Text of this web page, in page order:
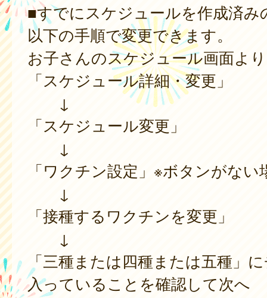
■すでにスケジュールを作成済み
以下の手順で変更できます。
お子さんのスケジュール画面より
「スケジュール詳細・変更」
↓
「スケジュール変更」
↓
「ワクチン設定」※ボタンがない
↓
「接種するワクチンを変更」
↓
「三種または四種または五種」
入っていることを確認して次へ